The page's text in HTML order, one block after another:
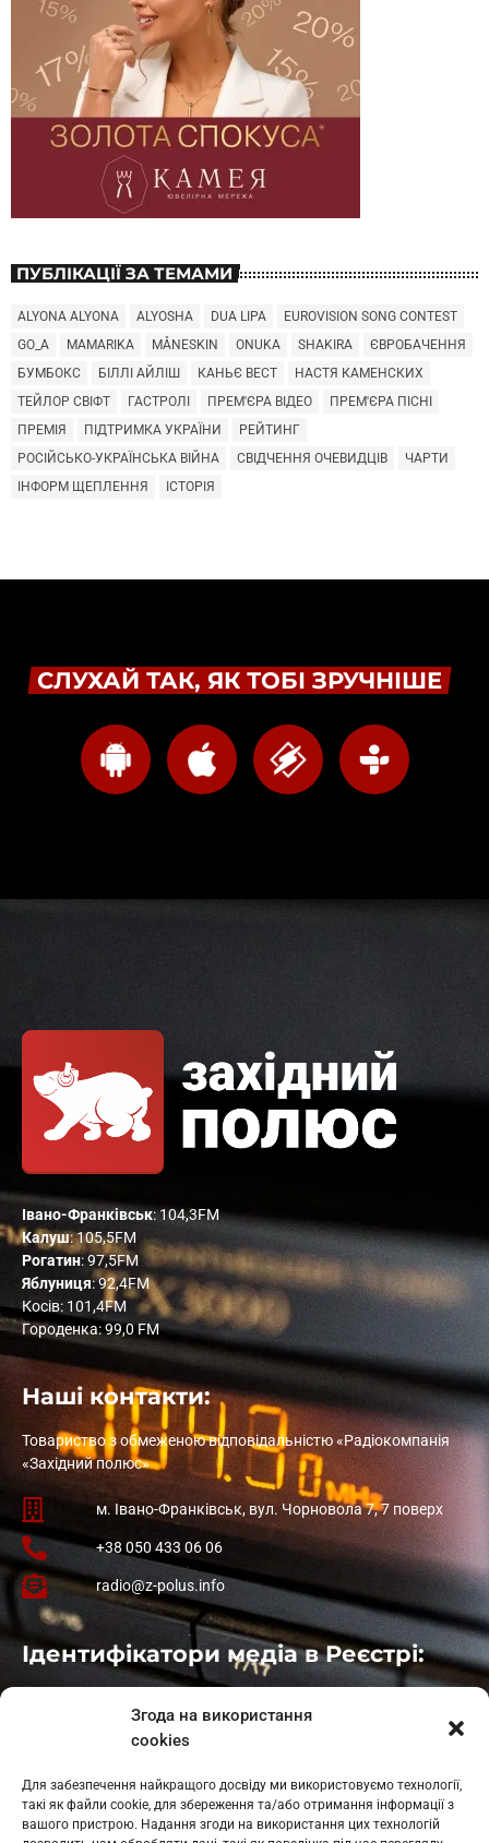
Згода на використання
cookies
Для забезпечення найкращого досвіду ми використовуємо технології,
такі як файли cookie, для збереження та/або отримання інформації з
вашого пристрою. Надання згоди на використання цих технологій
ПУБЛІКАЦІЇ ЗА ТЕМАМИ
ALYONA ALYONA ALYOSHA DUA LIPA
EUROVISION SONG CONTEST
GO_A
MAMARIKA MÅNESKIN ONUKA SHAKIRA
ЄВРОБАЧЕННЯ
БУМБОКС
БІЛЛІ АЙЛІШ КАНЬЄ ВЕСТ
НАСТЯ КАМЕНСКИХ
ТЕЙЛОР СВІФТ
ГАСТРОЛІ ПРЕМ'ЄРА ВІДЕО
ПРЕМ'ЄРА ПІСНІ
ПРЕМІЯ
ПІДТРИМКА УКРАЇНИ
РЕЙТИНГ
РОСІЙСЬКО-УКРАЇНСЬКА ВІЙНА
СВІДЧЕННЯ ОЧЕВИДЦІВ
ЧАРТИ
ІНФОРМ ЩЕПЛЕННЯ
ІСТОРІЯ
СЛУХАЙ ТАК, ЯК ТОБІ ЗРУЧНІШЕ
Івано-Франківськ: 104,3FM
Калуш: 105,5FM
Рогатин: 97,5FM
Яблуниця: 92,4FM
Косів: 101,4FM
Городенка: 99,0 FM
Наші контакти:
Товариство з обмеженою відповідальністю «Радіокомпанія
«Західний полюс»
м. Івано-Франківськ, вул. Чорновола 7, 7 поверх
+38 050 433 06 06
radio@z-polus.info
Ідентифікатори медіа в Реєстрі:
: L11-01410
: L11-01801
Косів: L11-01805
Гарасимів: L11-02274